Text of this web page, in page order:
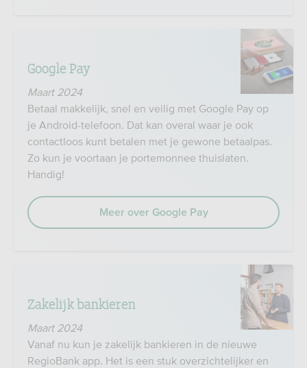
Google Pay
Maart 2024
Betaal makkelijk, snel en veilig met Google Pay op
je Android-telefoon. Dat kan overal waar je ook
contactloos kunt betalen met je gewone betaalpas.
Zo kun je voortaan je portemonnee thuislaten.
Handig!
Meer over Google Pay
Zakelijk bankieren
Maart 2024
Vanaf nu kun je zakelijk bankieren in de nieuwe
RegioBank app. Het is een stuk overzichtelijker en